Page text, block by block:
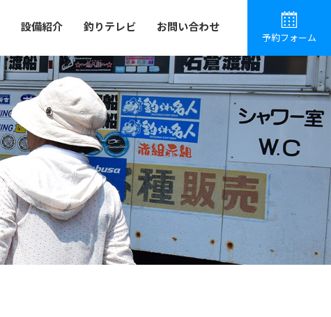
設備紹介 釣りテレビ お問い合わせ
予約フォーム